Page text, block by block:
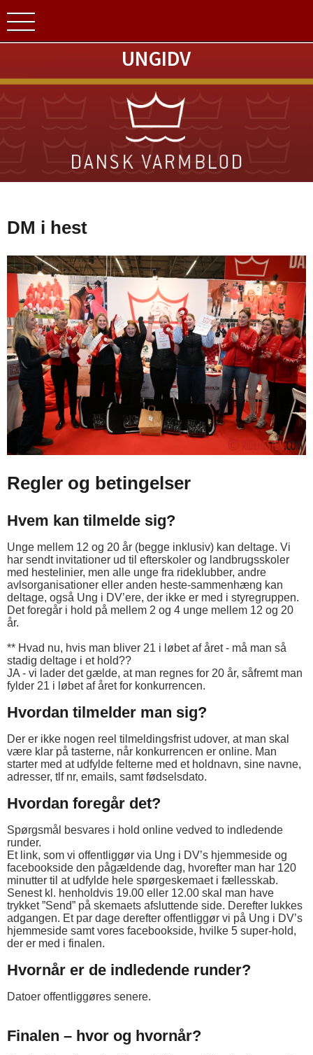
UNGIDV
DM i hest
Regler og betingelser
Hvem kan tilmelde sig?
Unge mellem 12 og 20 år (begge inklusiv) kan deltage. Vi
har sendt invitationer ud til efterskoler og landbrugsskoler
med hestelinier, men alle unge fra rideklubber, andre
avlsorganisationer eller anden heste-sammenhæng kan
deltage, også Ung i DV’ere, der ikke er med i styregruppen.
Det foregår i hold på mellem 2 og 4 unge mellem 12 og 20
år.
** Hvad nu, hvis man bliver 21 i løbet af året - må man så
stadig deltage i et hold??
JA - vi lader det gælde, at man regnes for 20 år, såfremt man
fylder 21 i løbet af året for konkurrencen.
Hvordan tilmelder man sig?
Der er ikke nogen reel tilmeldingsfrist udover, at man skal
være klar på tasterne, når konkurrencen er online. Man
starter med at udfylde felterne med et holdnavn, sine navne,
adresser, tlf nr, emails, samt fødselsdato.
Hvordan foregår det?
Spørgsmål besvares i hold online vedved to indledende
runder.
Et link, som vi offentliggør via Ung i DV’s hjemmeside og
facebookside den pågældende dag, hvorefter man har 120
minutter til at udfylde hele spørgeskemaet i fællesskab.
Senest kl. henholdvis 19.00 eller 12.00 skal man have
trykket ”Send” på skemaets afsluttende side. Derefter lukkes
adgangen. Et par dage derefter offentliggør vi på Ung i DV’s
hjemmeside samt vores facebookside, hvilke 5 super-hold,
der er med i finalen.
Hvornår er de indledende runder?
Datoer offentliggøres senere.
Finalen – hvor og hvornår?